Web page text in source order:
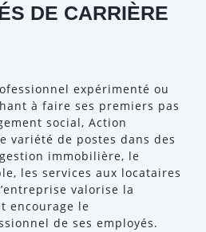
DE CARRIÈRE
expérimenté ou
à faire ses premiers pas
social, Action
variété de postes dans des
immobilière, le
les services aux locataires
valorise la
encourage le
de ses employés.